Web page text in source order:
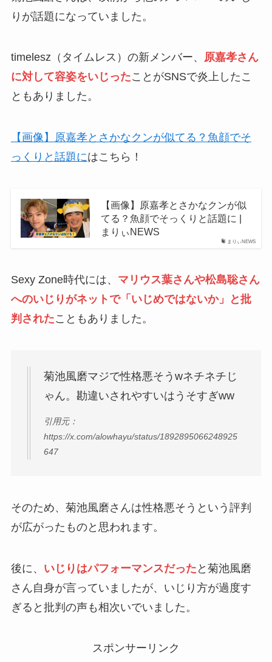
りが話題になっていました。
timelesz（タイムレス）の新メンバー、 原嘉孝さん
に対して容姿をいじったことがSNSで炎上したこ
ともありました。
【画像】原嘉孝とさかなクンが似てる？魚顔でそ
っくりと話題にはこちら！
まりぃNEWS
【画像】原嘉孝とさかなクンが似
てる？魚顔でそっくりと話題に |
まりぃNEWS
Sexy Zone時代には、 マリウス葉さんや松島聡さん
へのいじりがネットで「いじめではないか」と批
判されたこともありました。
菊池風磨マジで性格悪そうwネチネチじ
ゃん。勘違いされやすいはうそすぎww
引用元：
https://x.com/alowhayu/status/1892895066248925
647
そのため、菊池風磨さんは性格悪そうという評判
が広がったものと思われます。
後に、 いじりはパフォーマンスだった と菊池風磨
さん自身が言っていましたが、いじり方が過度す
ぎると批判の声も相次いでいました。
スポンサーリンク